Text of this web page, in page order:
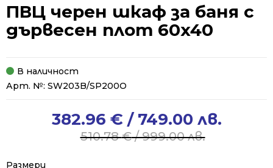
ПВЦ черен шкаф за баня с
дървесен плот 60x40
В наличност
Арт. №: SW203B/SP200O
510.78€/ 999.00 лв.
510.78 €
382.96 € / 749.00 лв.
382.96 €
Размери